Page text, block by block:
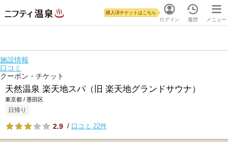
ログイン
購入済チケットはこちら
履歴 メニュー
施設情報
口コミ
クーポン・チケット
天然温泉 楽天地スパ（旧 楽天地グランドサウナ）
東京都 / 墨田区
日帰り
2.9 / 口コミ 22件